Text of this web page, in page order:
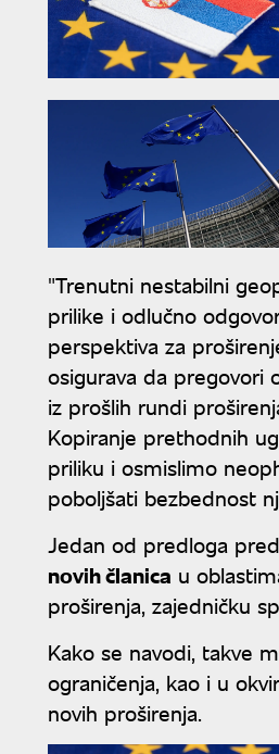
"Trenutni nestabilni
prilike i odlučno
perspektiva za
osigurava da pregovori
iz prošlih rundi
Kopiranje prethodnih
priliku i osmislimo
poboljšati bezbednost
Jedan od predloga
novih članica u
proširenja, zajedničku
Kako se navodi, takve
ograničenja, kao i u
novih proširenja.